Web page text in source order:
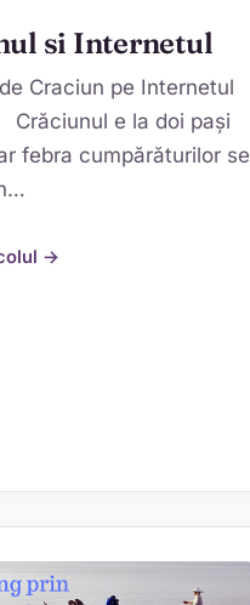
si Internetul
Craciun pe Internetul
Crăciunul e la doi pași
febra cumpărăturilor se
→